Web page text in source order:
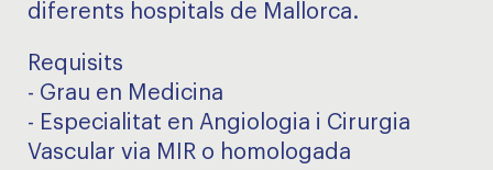
diferents hospitals de Mallorca.
Requisits
- Grau en Medicina
- Especialitat en Angiologia i Cirurgia
Vascular via MIR o homologada